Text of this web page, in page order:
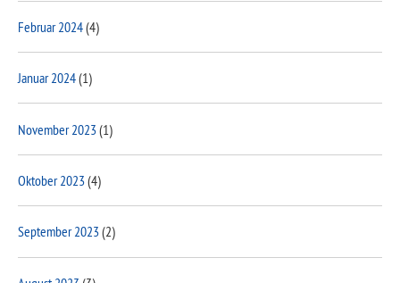
Februar 2024(4)
Januar 2024(1)
November 2023(1)
Oktober 2023(4)
September 2023(2)